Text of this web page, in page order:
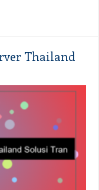
Thailand